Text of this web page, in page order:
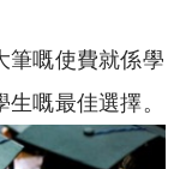
筆嘅使費就係學
嘅最佳選擇。